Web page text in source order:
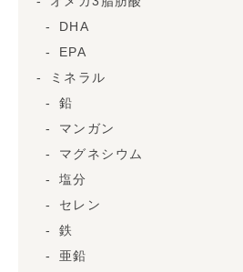
DHA
EPA
ミネラル
鉛
マンガン
マグネシウム
塩分
セレン
鉄
亜鉛